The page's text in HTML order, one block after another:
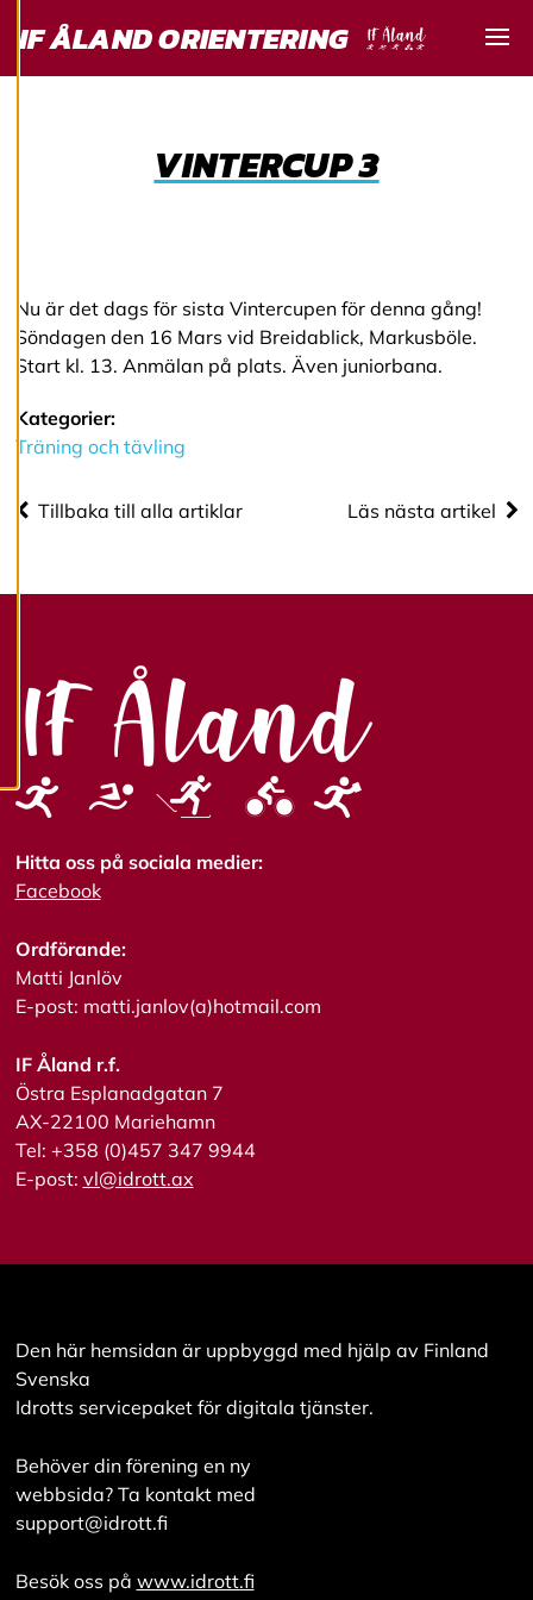
för att ge dig en
service. Genom att
bättre tjänst och
tillhandahålla
innehåll som är
intressant för dig.
Du har kontroll över
dina
och kan ändra dem
när som helst. Läs
d
i
g
e
r
a
c
o
k
i
s
A
v
i
s
a
a
l
l
e
p
e
a
a
l
l
o
IF ÅLAND ORIENTERING
VINTERCUP 3
Nu är det dags för sista Vintercupen för denna gång!
Söndagen den 16 Mars vid Breidablick, Markusböle.
Start kl. 13. Anmälan på plats. Även juniorbana.
Kategorier:
Träning och tävling
Tillbaka till alla artiklar Läs nästa artikel
Hitta oss på sociala medier:
Facebook
Ordförande:
Matti Janlöv
E-post: matti.janlov(a)hotmail.com
IF Åland r.f.
Östra Esplanadgatan 7
AX-22100 Mariehamn
Tel: +358 (0)457 347 9944
E-post: vl@idrott.ax
Den här hemsidan är uppbyggd med hjälp av Finland
Svenska
Idrotts servicepaket för digitala tjänster.
Behöver din förening en ny
webbsida? Ta kontakt med
support@idrott.fi
Besök oss på www.idrott.fi